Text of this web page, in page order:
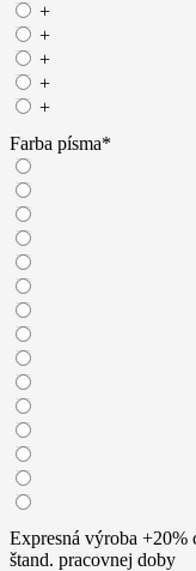
+
+
+
+
+
Farba písma*
Expresná výroba +20%
štand. pracovnej doby